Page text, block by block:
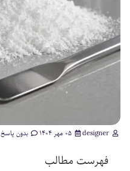
designer ۰۵ مهر ۱۴۰۴ بدون پاسخ
فهرست مطالب